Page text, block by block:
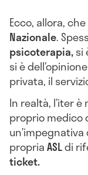
Ecco, allora,
Nazionale.
psicoterapia,si
si è
privata, il
In realtà, l’iter
proprio medico
propriaASLdi
ticket.